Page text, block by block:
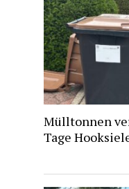
Mülltonnen
Tage